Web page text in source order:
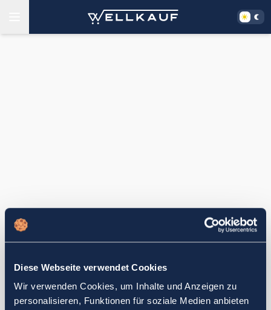
Diese Webseite verwendet Cookies
Wir verwenden Cookies, um Inhalte und Anzeigen zu
personalisieren, Funktionen für soziale Medien anbieten